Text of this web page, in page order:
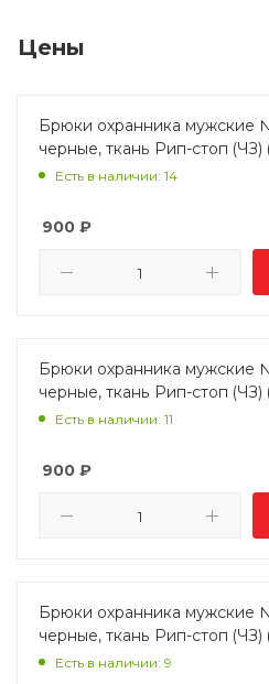
Цены
Брюки охранника мужские
черные, ткань Рип-стоп (ЧЗ)
Есть в наличии: 14
900 ₽
Брюки охранника мужские
черные, ткань Рип-стоп (ЧЗ)
Есть в наличии: 11
900 ₽
Брюки охранника мужские
черные, ткань Рип-стоп (ЧЗ)
Есть в наличии: 9